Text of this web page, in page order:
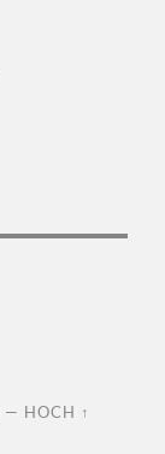
— HOCH ↑